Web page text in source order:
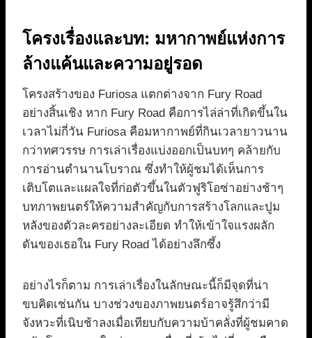
โครงเรื่องและบท: มหากาพย์แห่งการ
ล้างแค้นและความอยู่รอด
โครงสร้างของ Furiosa แตกต่างจาก Fury Road
อย่างสิ้นเชิง หาก Fury Road คือการไล่ล่าที่เกิดขึ้นใน
เวลาไม่กี่วัน Furiosa คือมหากาพย์ที่กินเวลายาวนาน
กว่าทศวรรษ การเล่าเรื่องแบ่งออกเป็นบทๆ คล้ายกับ
การอ่านตำนานโบราณ ซึ่งทำให้ผู้ชมได้เห็นการ
เติบโตและแผลใจที่ก่อตัวขึ้นในตัวฟูริโอซ่าอย่างช้าๆ
บทภาพยนตร์ให้ความสำคัญกับการสร้างโลกและปูม
หลังของตัวละครอย่างละเอียด ทำให้เข้าใจแรงผลัก
ดันของเธอใน Fury Road ได้อย่างลึกซึ้ง
อย่างไรก็ตาม การเล่าเรื่องในลักษณะนี้ก็มีจุดที่น่า
ขบคิดเช่นกัน บางช่วงของภาพยนตร์อาจรู้สึกว่ามี
จังหวะที่เนิบช้าลงเมื่อเทียบกับความบ้าคลั่งที่ผู้ชมคาด